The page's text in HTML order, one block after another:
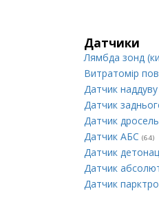
Датчики
Лямбда зонд
Витратомір
Датчик наддуву
Датчик
Датчик
Датчик АБС (64)
Датчик
Датчик
Датчик